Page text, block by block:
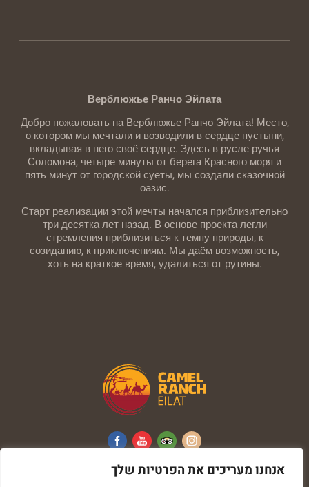
אנחנו מעריכים את הפרטיות שלך
Верблюжье Ранчо Эйлата
Добро пожаловать на Верблюжье Ранчо Эйлата! Место,
о котором мы мечтали и возводили в сердце пустыни,
вкладывая в него своё сердце. Здесь в русле ручья
Соломона, четыре минуты от берега Красного моря и
пять минут от городской суеты, мы создали сказочной
оазис.
Старт реализации этой мечты начался приблизительно
три десятка лет назад. В основе проекта легли
стремления приблизиться к темпу природы, к
созиданию, к приключениям. Мы даём возможность,
хоть на краткое время, удалиться от рутины.